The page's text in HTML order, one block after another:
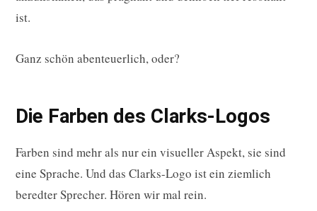
ist.
Ganz schön abenteuerlich, oder?
Die Farben des Clarks-Logos
Farben sind mehr als nur ein visueller Aspekt, sie sind
eine Sprache. Und das Clarks-Logo ist ein ziemlich
beredter Sprecher. Hören wir mal rein.